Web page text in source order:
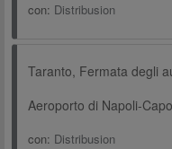
con: Distribusion
Taranto, Fermata degli
Aeroporto di Napoli-
con: Distribusion